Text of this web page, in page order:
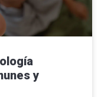
y